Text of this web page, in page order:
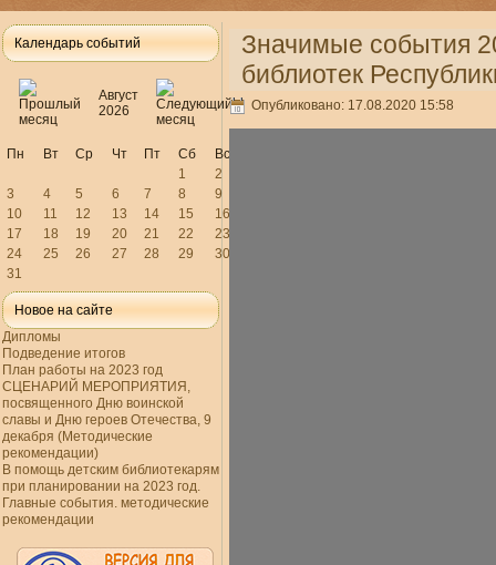
Календарь событий
Август
2026
Пн Вт Ср Чт Пт Сб
Вс
1
2
3
4 5 6 7 8
9
10
11 12 13 14 15
16
17
18 19 20 21 22
23
24
25 26 27 28 29
30
31
Новое на сайте
Дипломы
Подведение итогов
План работы на 2023 год
СЦЕНАРИЙ МЕРОПРИЯТИЯ,
посвященного Дню воинской
славы и Дню героев Отечества, 9
декабря (Методические
рекомендации)
В помощь детским библиотекарям
при планировании на 2023 год.
Главные события. методические
рекомендации
Значимые события
библиотек
Опубликовано: 17.08.2020 15:58